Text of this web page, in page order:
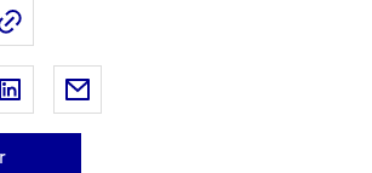
document au format pdf
Facebooksur Twitter
Partager sur LinkedIn